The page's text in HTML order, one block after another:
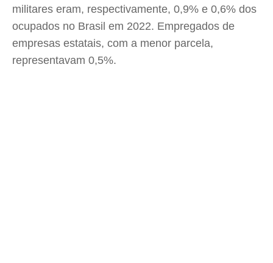
militares eram, respectivamente, 0,9% e 0,6% dos
ocupados no Brasil em 2022. Empregados de
empresas estatais, com a menor parcela,
representavam 0,5%.